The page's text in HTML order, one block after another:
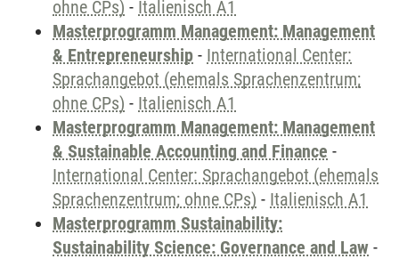
ohne CPs) - Italienisch A1
Masterprogramm Management: Management
& Entrepreneurship - International Center:
Sprachangebot (ehemals Sprachenzentrum;
ohne CPs) - Italienisch A1
Masterprogramm Management: Management
& Sustainable Accounting and Finance -
International Center: Sprachangebot (ehemals
Sprachenzentrum; ohne CPs) - Italienisch A1
Masterprogramm Sustainability:
Sustainability Science: Governance and Law -